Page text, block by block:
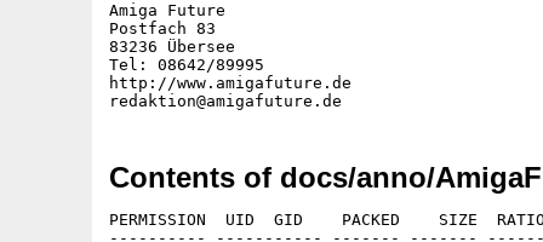
Amiga Future
Postfach 83
83236 Übersee
Tel: 08642/89995
http://www.amigafuture.de
Contents of docs/anno/
PERMISSION  UID  GID    PACKED    SIZE
---------- ----------- ------- -------